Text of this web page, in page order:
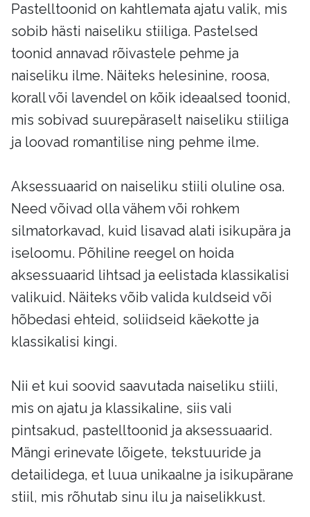
Pastelltoonid on kahtlemata ajatu valik, mis
sobib hästi naiseliku stiiliga. Pastelsed
toonid annavad rõivastele pehme ja
naiseliku ilme. Näiteks helesinine, roosa,
korall või lavendel on kõik ideaalsed toonid,
mis sobivad suurepäraselt naiseliku stiiliga
ja loovad romantilise ning pehme ilme.
Aksessuaarid on naiseliku stiili oluline osa.
Need võivad olla vähem või rohkem
silmatorkavad, kuid lisavad alati isikupära ja
iseloomu. Põhiline reegel on hoida
aksessuaarid lihtsad ja eelistada klassikalisi
valikuid. Näiteks võib valida kuldseid või
hõbedasi ehteid, soliidseid käekotte ja
klassikalisi kingi.
Nii et kui soovid saavutada naiseliku stiili,
mis on ajatu ja klassikaline, siis vali
pintsakud, pastelltoonid ja aksessuaarid.
Mängi erinevate lõigete, tekstuuride ja
detailidega, et luua unikaalne ja isikupärane
stiil, mis rõhutab sinu ilu ja naiselikkust.